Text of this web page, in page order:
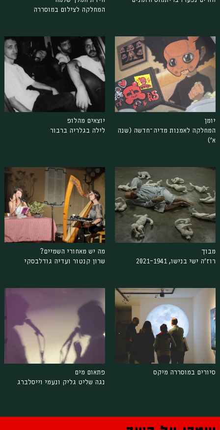
המחלקה לצילום במוסררה
יומן
המחלקה לאמנות מדיה־חדשה (שנה
א׳)
יוצאים מהלופ
לילה בגלריה ברבור
מבוך
רוז'ה ישי בנישו, 1941–2021
מה יש מאחורי השמיים?
שרון קנטור ועדיה גודלבסקי
סיורים במוסררה מיקס
פתאום מים
נגה שליט גליק ונעמי וייסלברג